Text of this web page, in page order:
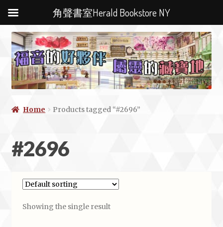
Home Products tagged “#2696”
#2696
Showing the single result
角聲書室Herald Bookstore NY